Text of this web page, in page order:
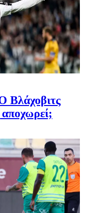
Βλάχοβιτς
αποχωρεί;